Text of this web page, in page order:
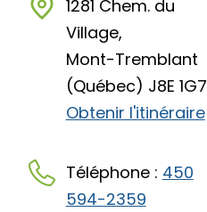
1281 Chem. du
Village,
Mont-Tremblant
(Québec) J8E 1G7
Obtenir l'itinéraire
Téléphone : 450
594-2359